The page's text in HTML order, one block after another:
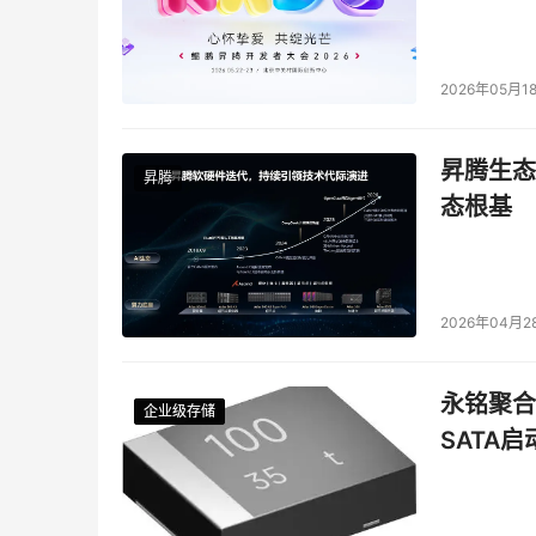
2026年05月
昇腾
昇腾生
态根基
2026年04月
企业级存储
企业级存储
企业级存储
企业级存储
永铭聚
SATA启